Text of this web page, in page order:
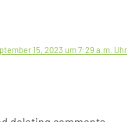
15, 2023 um 7:29 a.m. Uhr